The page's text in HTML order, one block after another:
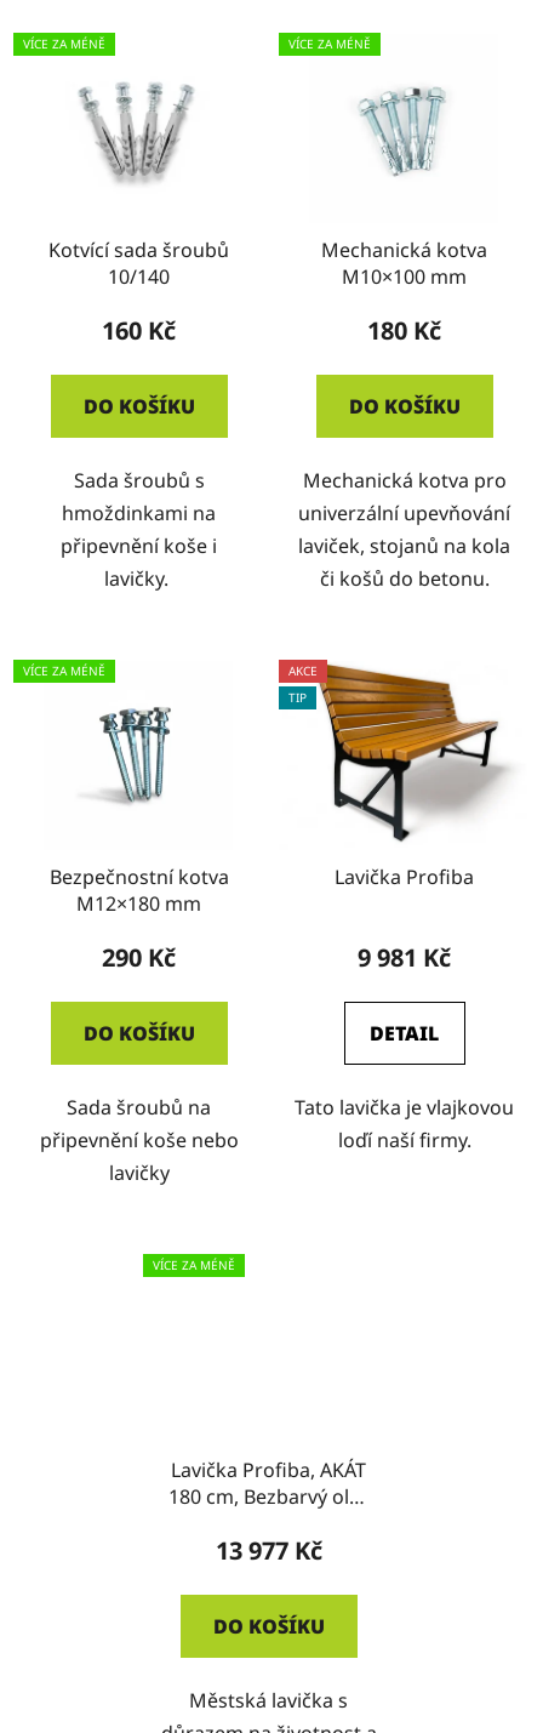
VÍCE ZA MÉNĚ
Kotvící sada šroubů
10/140
160 Kč
DO KOŠÍKU
Sada šroubů s
hmoždinkami na
připevnění koše i
lavičky.
VÍCE ZA MÉNĚ
Mechanická kotva
M10×100 mm
180 Kč
DO KOŠÍKU
Mechanická kotva pro
univerzální upevňování
laviček, stojanů na kola
či košů do betonu.
VÍCE ZA MÉNĚ
Bezpečnostní kotva
M12×180 mm
290 Kč
DO KOŠÍKU
Sada šroubů na
připevnění koše nebo
lavičky
AKCE
TIP
Lavička Profiba
9 981 Kč
DETAIL
Tato lavička je vlajkovou
loďí naší firmy.
VÍCE ZA MÉNĚ
Lavička Profiba, AKÁT
180 cm, Bezbarvý olej,
13 977 Kč
DO KOŠÍKU
Městská lavička s